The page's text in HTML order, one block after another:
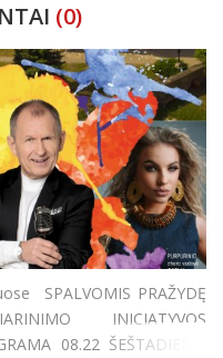
(0)
SPALVOMIS PRAŽYDĘ
INICIATYVOS
08.22 ŠEŠTADIENIS